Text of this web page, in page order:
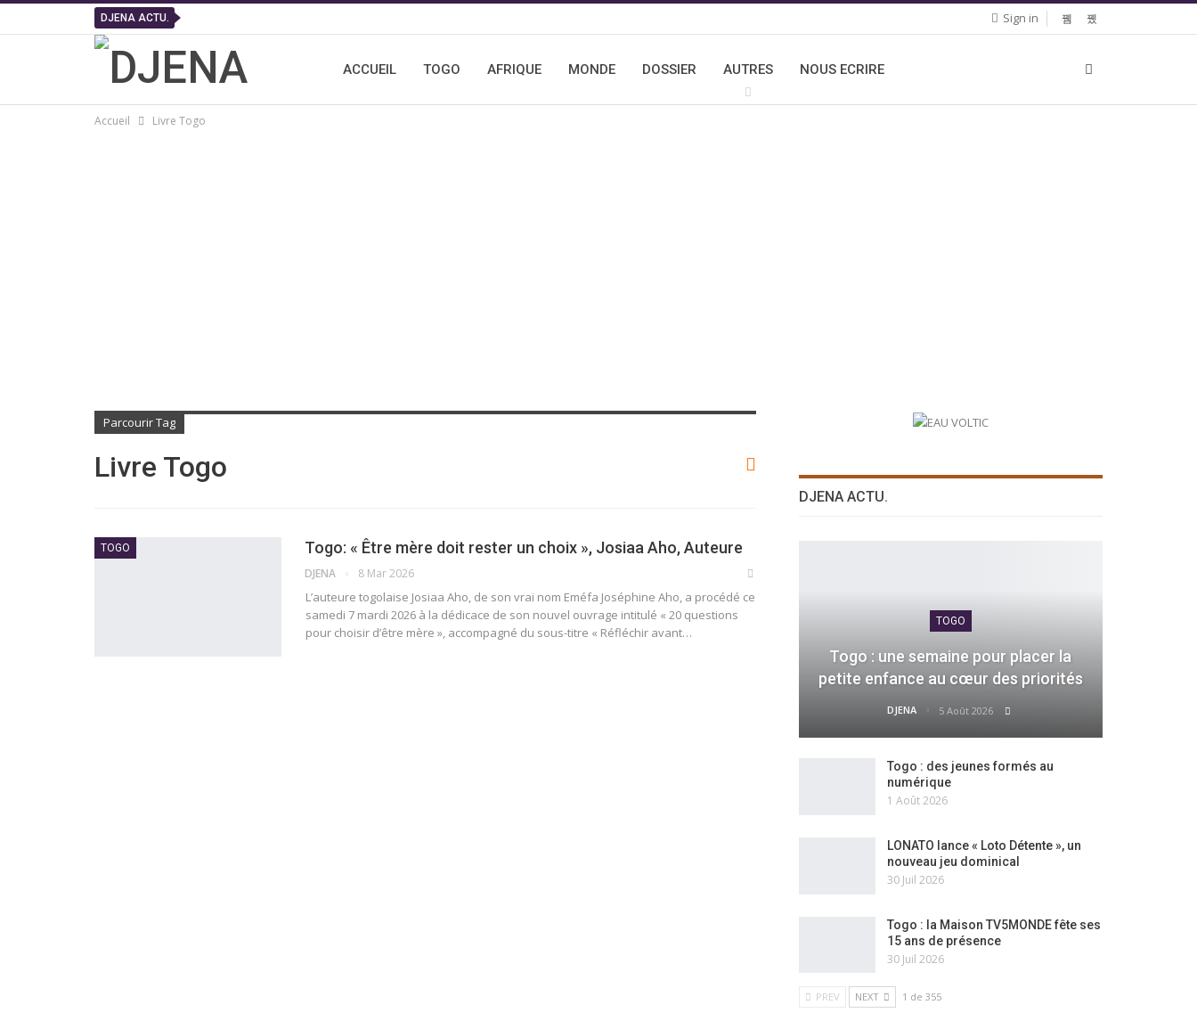
Sign in
DJENA ACTU.
ACCUEIL TOGO AFRIQUE MONDE DOSSIER AUTRES NOUS ECRIRE
Accueil Livre Togo
Parcourir Tag
Livre Togo
TOGO Togo: « Être mère doit rester un choix », Josiaa Aho, Auteure
DJENA 8 Mar 2026
L’auteure togolaise Josiaa Aho, de son vrai nom Eméfa Joséphine Aho, a procédé ce
samedi 7 mardi 2026 à la dédicace de son nouvel ouvrage intitulé « 20 questions
pour choisir d’être mère », accompagné du sous-titre « Réfléchir avant…
DJENA ACTU.
TOGO
Togo : une semaine pour placer la
petite enfance au cœur des priorités
DJENA 5 Août 2026
Togo : des jeunes formés au
numérique
1 Août 2026
LONATO lance « Loto Détente », un
nouveau jeu dominical
30 Juil 2026
Togo : la Maison TV5MONDE fête ses
15 ans de présence
30 Juil 2026
PREV NEXT 1 de 355